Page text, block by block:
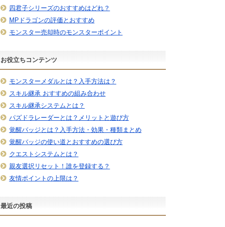
四君子シリーズのおすすめはどれ？
MPドラゴンの評価とおすすめ
モンスター売却時のモンスターポイント
お役立ちコンテンツ
モンスターメダルとは？入手方法は？
スキル継承 おすすめの組み合わせ
スキル継承システムとは？
パズドラレーダーとは？メリットと遊び方
覚醒バッジとは？入手方法・効果・種類まとめ
覚醒バッジの使い道とおすすめの選び方
クエストシステムとは？
親友選択リセット！誰を登録する？
友情ポイントの上限は？
最近の投稿